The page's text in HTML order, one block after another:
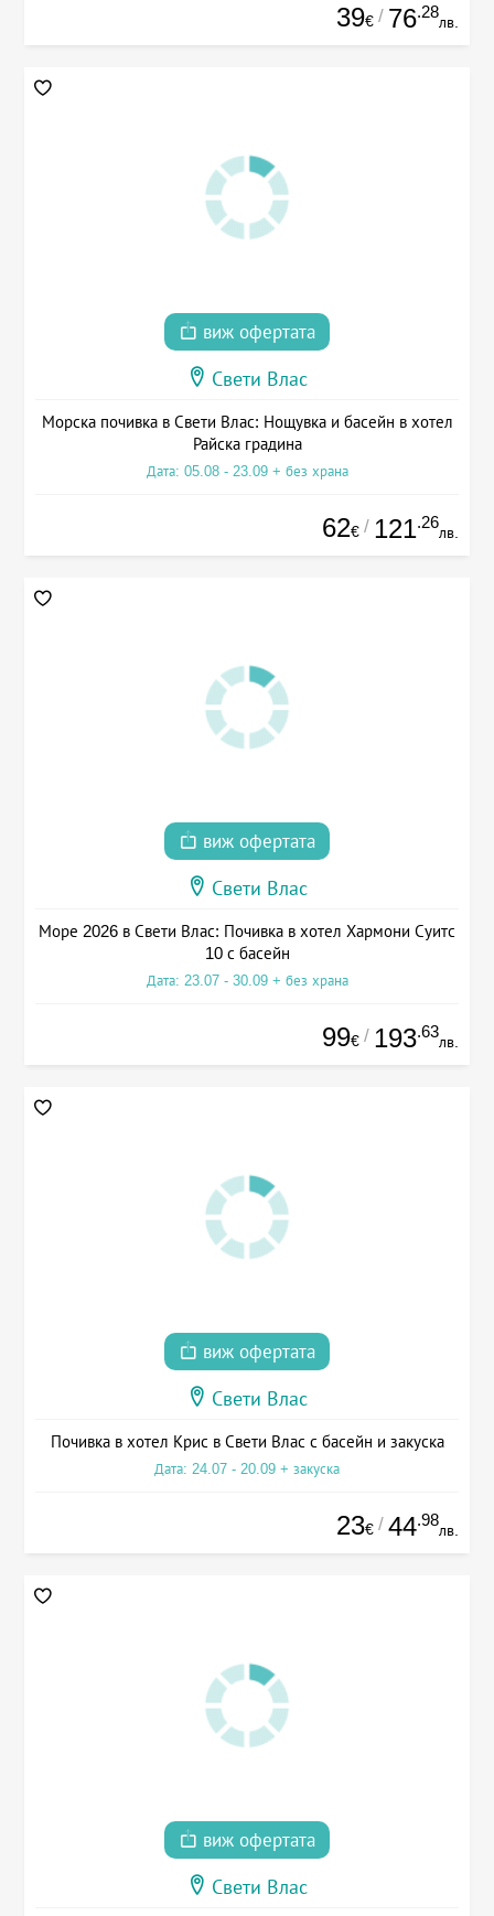
39€ / 76.28
лв.
виж офертата
Свети Влас
Морска почивка в Свети Влас: Нощувка и басейн в хотел
Райска градина
Дата: 05.08 - 23.09 + без храна
62€ / 121.26
лв.
виж офертата
Свети Влас
Море 2026 в Свети Влас: Почивка в хотел Хармони Суитс
10 с басейн
Дата: 23.07 - 30.09 + без храна
99€ / 193.63
лв.
виж офертата
Свети Влас
Почивка в хотел Крис в Свети Влас с басейн и закуска
Дата: 24.07 - 20.09 + закуска
23€ / 44.98
лв.
виж офертата
Свети Влас